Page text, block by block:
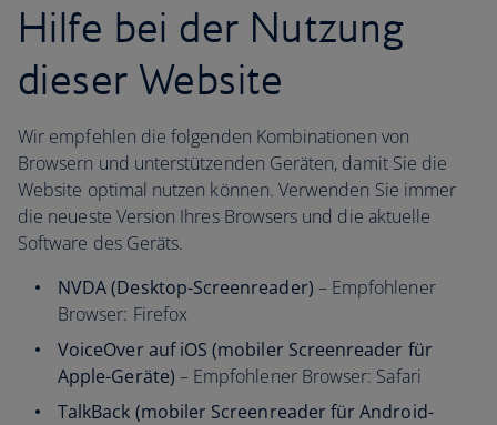
Hilfe bei der Nutzung
dieser Website
Wir empfehlen die folgenden Kombinationen von
Browsern und unterstützenden Geräten, damit Sie die
Website optimal nutzen können. Verwenden Sie immer
die neueste Version Ihres Browsers und die aktuelle
Software des Geräts.
NVDA (Desktop-Screenreader) – Empfohlener
Browser: Firefox
VoiceOver auf iOS (mobiler Screenreader für
Apple-Geräte) – Empfohlener Browser: Safari
TalkBack (mobiler Screenreader für Android-